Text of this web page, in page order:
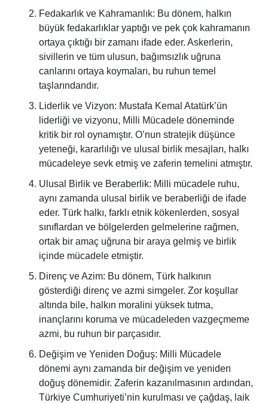
Fedakarlık ve Kahramanlık: Bu dönem, halkın
büyük fedakarlıklar yaptığı ve pek çok kahramanın
ortaya çıktığı bir zamanı ifade eder. Askerlerin,
sivillerin ve tüm ulusun, bağımsızlık uğruna
canlarını ortaya koymaları, bu ruhun temel
taşlarındandır.
Liderlik ve Vizyon: Mustafa Kemal Atatürk’ün
liderliği ve vizyonu, Milli Mücadele döneminde
kritik bir rol oynamıştır. O’nun stratejik düşünce
yeteneği, kararlılığı ve ulusal birlik mesajları, halkı
mücadeleye sevk etmiş ve zaferin temelini atmıştır.
Ulusal Birlik ve Beraberlik: Milli mücadele ruhu,
aynı zamanda ulusal birlik ve beraberliği de ifade
eder. Türk halkı, farklı etnik kökenlerden, sosyal
sınıflardan ve bölgelerden gelmelerine rağmen,
ortak bir amaç uğruna bir araya gelmiş ve birlik
içinde mücadele etmiştir.
Direnç ve Azim: Bu dönem, Türk halkının
gösterdiği direnç ve azmi simgeler. Zor koşullar
altında bile, halkın moralini yüksek tutma,
inançlarını koruma ve mücadeleden vazgeçmeme
azmi, bu ruhun bir parçasıdır.
Değişim ve Yeniden Doğuş: Milli Mücadele
dönemi aynı zamanda bir değişim ve yeniden
doğuş dönemidir. Zaferin kazanılmasının ardından,
Türkiye Cumhuriyeti’nin kurulması ve çağdaş, laik